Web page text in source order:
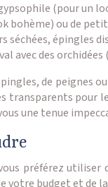
(pour un
bohème) ou de
séchées, épingles
avec des
de peignes
pour
une tenue
préférez
budget et de